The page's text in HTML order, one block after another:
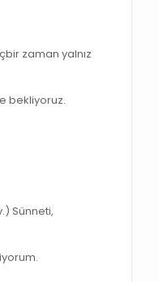
zaman yalnız
bekliyoruz.
Sünneti,